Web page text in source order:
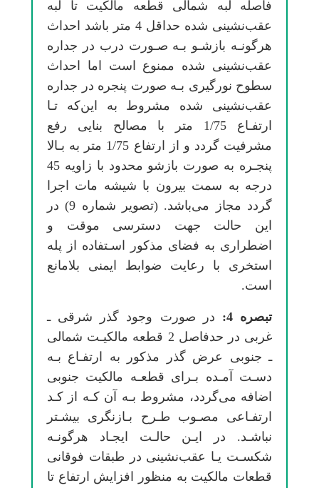
ﻓﺎﺻﻠﻪ ﻟﺒﻪ ﺷﻤﺎلی ﻗﻄﻌﻪ ﻣﺎﻟﻜﻴﺖ ﺗﺎ ﻟﺒﻪ
ﻋﻘﺐنشینی ﺷﺪه ﺣﺪاﻗﻞ 4 ﻣﺘﺮ ﺑﺎﺷﺪ اﺣﺪاث
ﻫﺮﮔﻮﻧـﻪ ﺑﺎزﺷـﻮ ﺑـﻪ ﺻـﻮرت درب در ﺟﺪاره
ﻋﻘﺐنشینی ﺷﺪه ﻣﻤﻨﻮع اﺳﺖ اﻣﺎ اﺣﺪاث
ﺳﻄﻮح ﻧﻮرﮔﻴﺮی ﺑـﻪ ﺻﻮرت ﭘﻨﺠﺮه در ﺟﺪاره
ﻋﻘﺐنشینی ﺷﺪه ﻣﺸﺮوط ﺑﻪ اﻳﻦﻛﻪ ﺗـﺎ
ارﺗﻔـﺎع 1/75 ﻣﺘﺮ ﺑﺎ ﻣﺼﺎﻟﺢ ﺑﻨﺎیی رﻓﻊ
ﻣﺸﺮﻓﻴﺖ ﮔﺮدد و از ارﺗﻔﺎع 1/75 ﻣﺘﺮ ﺑﻪ ﺑـﺎﻻ
ﭘﻨﺠـﺮه ﺑﻪ ﺻﻮرت ﺑﺎزﺷﻮ ﻣﺤﺪود ﺑﺎ زاوﻳﻪ 45
درﺟﻪ ﺑﻪ ﺳﻤﺖ ﺑﻴﺮون ﺑﺎ ﺷﻴﺸﻪ ﻣﺎت اﺟﺮا
ﮔﺮدد ﻣﺠﺎز میﺑﺎﺷﺪ. (ﺗﺼﻮﻳﺮ ﺷﻤﺎره 9) در
اﻳﻦ ﺣﺎﻟﺖ ﺟﻬﺖ دﺳﺘﺮسی ﻣﻮﻗﺖ و
اﺿﻄﺮاری ﺑﻪ ﻓﻀﺎی ﻣﺬﻛﻮر اﺳـﺘﻔﺎده از ﭘﻠﻪ
اﺳﺘﺨﺮی ﺑﺎ رﻋﺎﻳﺖ ﺿﻮاﺑﻂ ایمنی ﺑﻼﻣﺎﻧﻊ
اﺳﺖ.
ﺗﺒﺼﺮه 4:
در ﺻﻮرت وﺟﻮد ﮔﺬر ﺷﺮقی ـ
ﻏﺮبی در ﺣﺪﻓﺎﺻﻞ 2 ﻗﻄﻌﻪ ﻣﺎﻟﻜﻴـﺖ ﺷﻤﺎلی
ـ ﺟﻨﻮبی ﻋﺮض ﮔﺬر ﻣﺬﻛﻮر ﺑﻪ ارﺗﻔـﺎع ﺑـﻪ
دﺳـﺖ آﻣـﺪه ﺑـﺮای ﻗﻄﻌـﻪ ﻣﺎﻟﻜﻴﺖ ﺟﻨﻮبی
اﺿﺎﻓﻪ میﮔﺮدد، ﻣﺸﺮوط ﺑـﻪ آن ﻛـﻪ از ﻛـﺪ
ارﺗﻔـﺎعی ﻣﺼـﻮب ﻃـﺮح ﺑـﺎزﻧﮕﺮی ﺑﻴﺸـﺘﺮ
ﻧﺒﺎﺷـﺪ. در اﻳـﻦ ﺣﺎﻟـﺖ اﻳﺠـﺎد ﻫﺮﮔﻮﻧـﻪ
ﺷﻜﺴـﺖ ﻳـﺎ ﻋﻘﺐنشینی در ﻃﺒﻘﺎت ﻓﻮﻗﺎنی
ﻗﻄﻌﺎت ﻣﺎﻟﻜﻴﺖ ﺑﻪ ﻣﻨﻈﻮر اﻓﺰاﻳﺶ ارﺗﻔﺎع ﺗﺎ